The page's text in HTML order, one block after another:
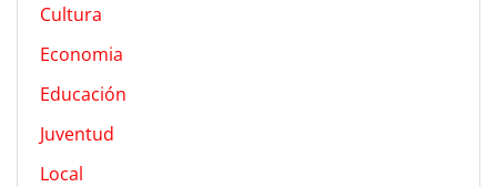
Cultura
Economia
Educación
Juventud
Local